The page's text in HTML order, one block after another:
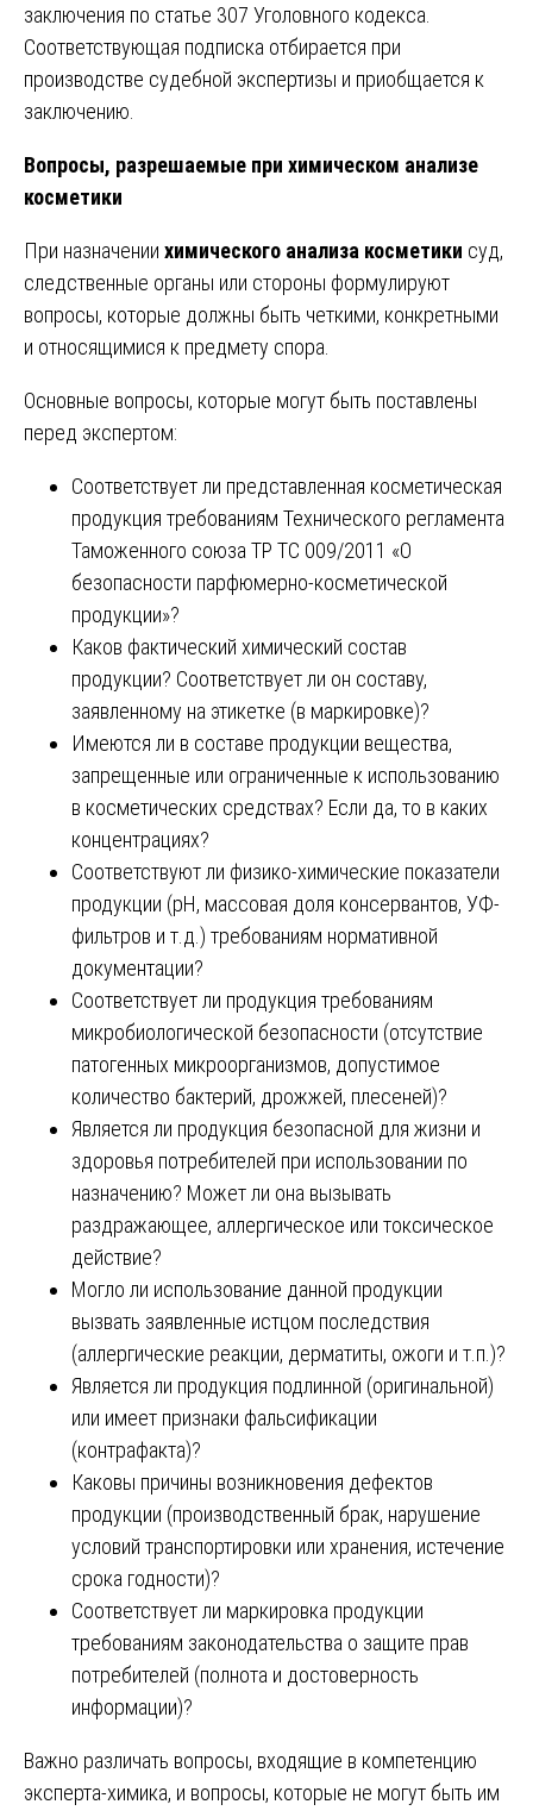
заключения по статье 307 Уголовного кодекса.
Соответствующая подписка отбирается при
производстве судебной экспертизы и приобщается к
заключению.
Вопросы, разрешаемые при химическом анализе
косметики
При назначении химического анализа косметики суд,
следственные органы или стороны формулируют
вопросы, которые должны быть четкими, конкретными
и относящимися к предмету спора.
Основные вопросы, которые могут быть поставлены
перед экспертом:
Соответствует ли представленная косметическая
продукция требованиям Технического регламента
Таможенного союза ТР ТС 009/2011 «О
безопасности парфюмерно-косметической
продукции»?
Каков фактический химический состав
продукции? Соответствует ли он составу,
заявленному на этикетке (в маркировке)?
Имеются ли в составе продукции вещества,
запрещенные или ограниченные к использованию
в косметических средствах? Если да, то в каких
концентрациях?
Соответствуют ли физико-химические показатели
продукции (pH, массовая доля консервантов, УФ-
фильтров и т.д.) требованиям нормативной
документации?
Соответствует ли продукция требованиям
микробиологической безопасности (отсутствие
патогенных микроорганизмов, допустимое
количество бактерий, дрожжей, плесеней)?
Является ли продукция безопасной для жизни и
здоровья потребителей при использовании по
назначению? Может ли она вызывать
раздражающее, аллергическое или токсическое
действие?
Могло ли использование данной продукции
вызвать заявленные истцом последствия
(аллергические реакции, дерматиты, ожоги и т.п.)?
Является ли продукция подлинной (оригинальной)
или имеет признаки фальсификации
(контрафакта)?
Каковы причины возникновения дефектов
продукции (производственный брак, нарушение
условий транспортировки или хранения, истечение
срока годности)?
Соответствует ли маркировка продукции
требованиям законодательства о защите прав
потребителей (полнота и достоверность
информации)?
Важно различать вопросы, входящие в компетенцию
эксперта-химика, и вопросы, которые не могут быть им